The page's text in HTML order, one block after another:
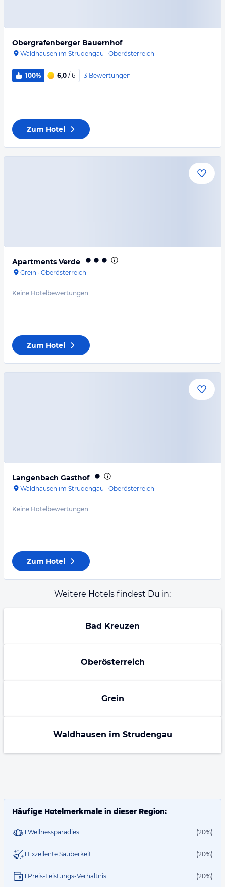
Obergrafenberger Bauernhof
Waldhausen im Strudengau · Oberösterreich
100% 6,0 / 6 13 Bewertungen
Zum Hotel
Apartments Verde
Grein · Oberösterreich
Keine Hotelbewertungen
Zum Hotel
Langenbach Gasthof
Waldhausen im Strudengau · Oberösterreich
Keine Hotelbewertungen
Zum Hotel
Weitere Hotels findest Du in:
Bad Kreuzen
Oberösterreich
Grein
Waldhausen im Strudengau
Häufige Hotelmerkmale in dieser Region:
1 Wellnessparadies (20%)
1 Exzellente Sauberkeit (20%)
1 Preis-Leistungs-Verhältnis (20%)